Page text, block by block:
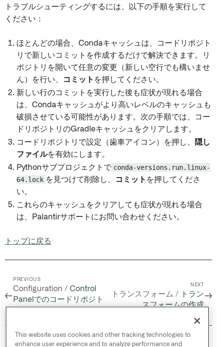
トラブルシューティングするには、以下の手順を実行して
ください：
ほとんどの場合、Condaキャッシュは、コードリポジト
リで新しいコミットを作成するだけで解決できます。リ
ポジトリを開いて任意の変更（新しい空行でも構いませ
ん）を行い、
コミット を押してください。
新しい行のコミットを実行した後も症状が現れる場合
は、Condaキャッシュがより高いレベルのキャッシュも
破損させている可能性があります。次の手順では、コー
ドリポジトリのGradleキャッシュをクリアします。
コードリポジトリで設定（歯車アイコン）を押し、
隠し
ファイルを有効にします。
Pythonサブプロジェクトで conda-versions.run.linux-
64.lock を見つけて削除し、 コミット を押してくださ
い。
これらのキャッシュをクリアしても症状が現れる場合
は、Palantirサポートにお問い合わせください。
トップに戻る
←
PREVIOUS
Configuration / Control
Panelでのコードリポジト
NEXT
トランスフォーム /
トラン
スフォームの作成
→
© 2026 Palantir Technologies Inc. All rights
This website uses cookies and other tracking technologies to
enhance user experience and to analyze performance and